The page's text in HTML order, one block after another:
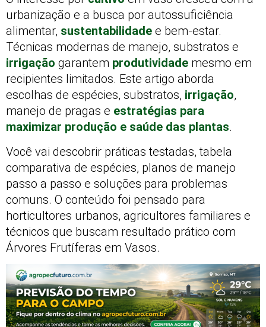
urbanização e a busca por autossuficiência
alimentar, sustentabilidade e bem-estar.
Técnicas modernas de manejo, substratos e
irrigação garantem produtividade mesmo em
recipientes limitados. Este artigo aborda
escolhas de espécies, substratos, irrigação,
manejo de pragas e estratégias para
maximizar produção e saúde das plantas.
Você vai descobrir práticas testadas, tabela
comparativa de espécies, planos de manejo
passo a passo e soluções para problemas
comuns. O conteúdo foi pensado para
horticultores urbanos, agricultores familiares e
técnicos que buscam resultado prático com
Árvores Frutíferas em Vasos.